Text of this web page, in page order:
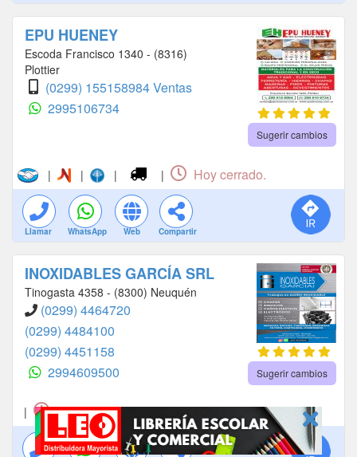
EPU HUENEY
Escoda Francisco 1340 - (8316)
Plottier
(0299) 155158984 Ventas
2995106734
Sugerir cambios
| | | | Hoy cerrado.
Llamar WhatsApp Web Compartir
INOXIDABLES GARCÍA SRL
Tinogasta 4358 - (8300) Neuquén
(0299) 4464720
(0299) 4484100
(0299) 4451158
2994609500
Sugerir cambios
| Hoy cerrado.